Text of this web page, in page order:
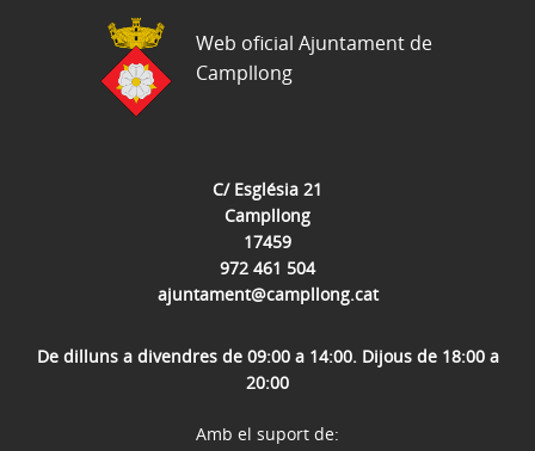
C/ Església 21
Campllong
17459
972 461 504
ajuntament@campllong.cat
De dilluns a divendres de 09:00 a 14:00. Dijous de 18:00 a
20:00
Web oficial Ajuntament de
Campllong
Amb el suport de: